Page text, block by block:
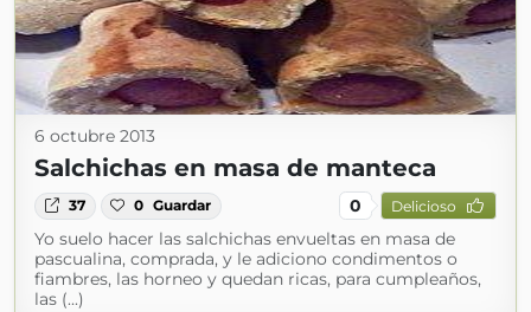
6 octubre 2013
Salchichas en masa de manteca
37 0 Guardar 0 Delicioso
Yo suelo hacer las salchichas envueltas en masa de
pascualina, comprada, y le adiciono condimentos o
fiambres, las horneo y quedan ricas, para cumpleaños,
las (...)